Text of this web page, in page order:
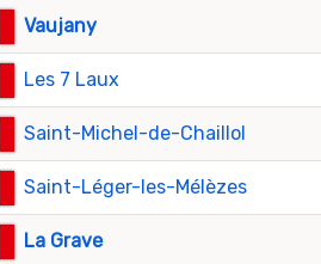
Vaujany
Les 7 Laux
Saint-Michel-de-Chaillol
Saint-Léger-les-Mélèzes
La Grave